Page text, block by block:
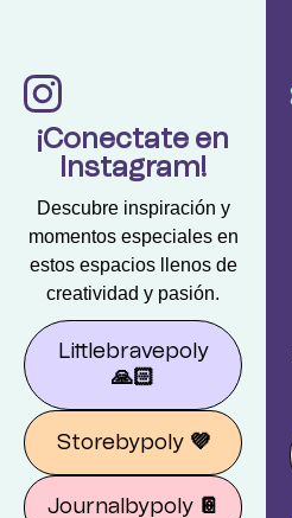
¡Conectate en
Instagram!
Descubre inspiración y
momentos especiales en
estos espacios llenos de
creatividad y pasión.
Littlebravepoly
🙏🏻
Storebypoly 💜
Journalbypoly 📔